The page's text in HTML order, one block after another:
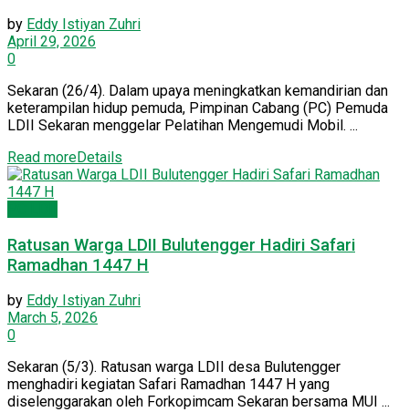
by Eddy Istiyan Zuhri
April 29, 2026
0
Sekaran (26/4). Dalam upaya meningkatkan kemandirian dan
keterampilan hidup pemuda, Pimpinan Cabang (PC) Pemuda
LDII Sekaran menggelar Pelatihan Mengemudi Mobil. ...
Read moreDetails
Ratusan Warga LDII Bulutengger Hadiri Safari
Ramadhan 1447 H
by Eddy Istiyan Zuhri
March 5, 2026
0
Sekaran (5/3). Ratusan warga LDII desa Bulutengger
menghadiri kegiatan Safari Ramadhan 1447 H yang
diselenggarakan oleh Forkopimcam Sekaran bersama MUI ...